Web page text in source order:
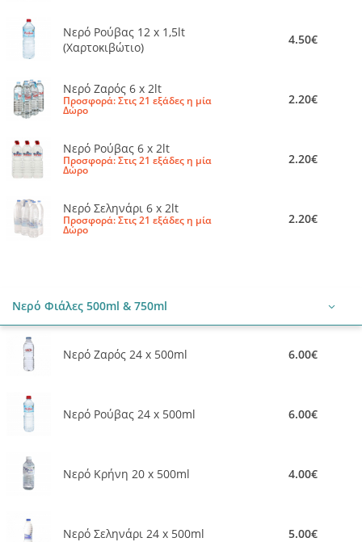
Νερό Ρούβας 12 x 1,5lt
(Χαρτοκιβώτιο)
4.50€
Νερό Ζαρός 6 x 2lt
Προσφορά: Στις 21 εξάδες η μία
Δώρο
2.20€
Νερό Ρούβας 6 x 2lt
Προσφορά: Στις 21 εξάδες η μία
Δώρο
2.20€
Νερό Σεληνάρι 6 x 2lt
Προσφορά: Στις 21 εξάδες η μία
Δώρο
2.20€
Νερό Φιάλες 500ml & 750ml
Νερό Ζαρός 24 x 500ml 6.00€
Νερό Ρούβας 24 x 500ml 6.00€
Νερό Κρήνη 20 x 500ml 4.00€
Νερό Σεληνάρι 24 x 500ml 5.00€